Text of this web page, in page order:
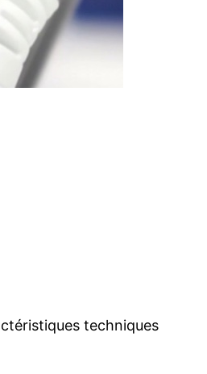
techniques